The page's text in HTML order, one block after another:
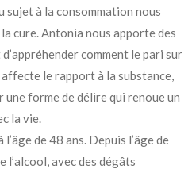
sujet à la consommation nous
cure. Antonia nous apporte des
comment le pari sur
le rapport à la substance,
forme de délire qui renoue un
la vie.
de 48 ans. Depuis l’âge de
l’alcool, avec des dégâts